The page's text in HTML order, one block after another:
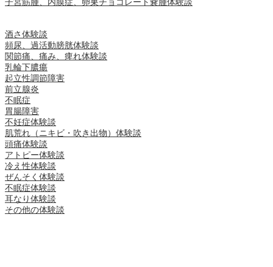
子宮筋腫、内膜症、卵巣チョコレート嚢腫体験談
酒さ体験談
頻尿、過活動膀胱体験談
関節痛、痛み、痺れ体験談
乳輪下膿瘍
起立性調節障害
前立腺炎
不眠症
胃腸障害
不妊症体験談
肌荒れ（ニキビ・吹き出物）体験談
頭痛体験談
アトピー体験談
冷え性体験談
ぜんそく体験談
不眠症体験談
耳なり体験談
その他の体験談